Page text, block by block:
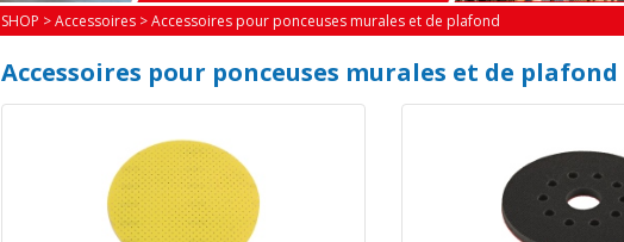
SHOP >Accessoires >Accessoires pour ponceuses murales et de plafond
Accessoires pour ponceuses murales et de plafond